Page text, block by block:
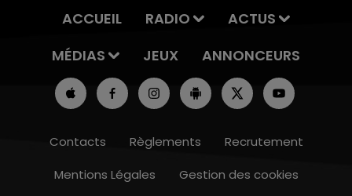
ACCUEIL RADIO
ACTUS
MÉDIAS
JEUX ANNONCEURS
Contacts Règlements
Recrutement
Mentions Légales
Gestion des cookies